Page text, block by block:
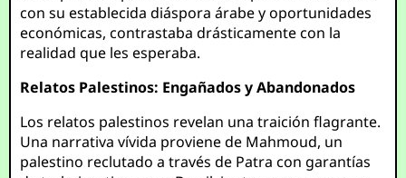
con su establecida diáspora árabe y oportunidades
económicas, contrastaba drásticamente con la
realidad que les esperaba.
Relatos Palestinos: Engañados y Abandonados
Los relatos palestinos revelan una traición flagrante.
Una narrativa vívida proviene de Mahmoud, un
palestino reclutado a través de Patra con garantías